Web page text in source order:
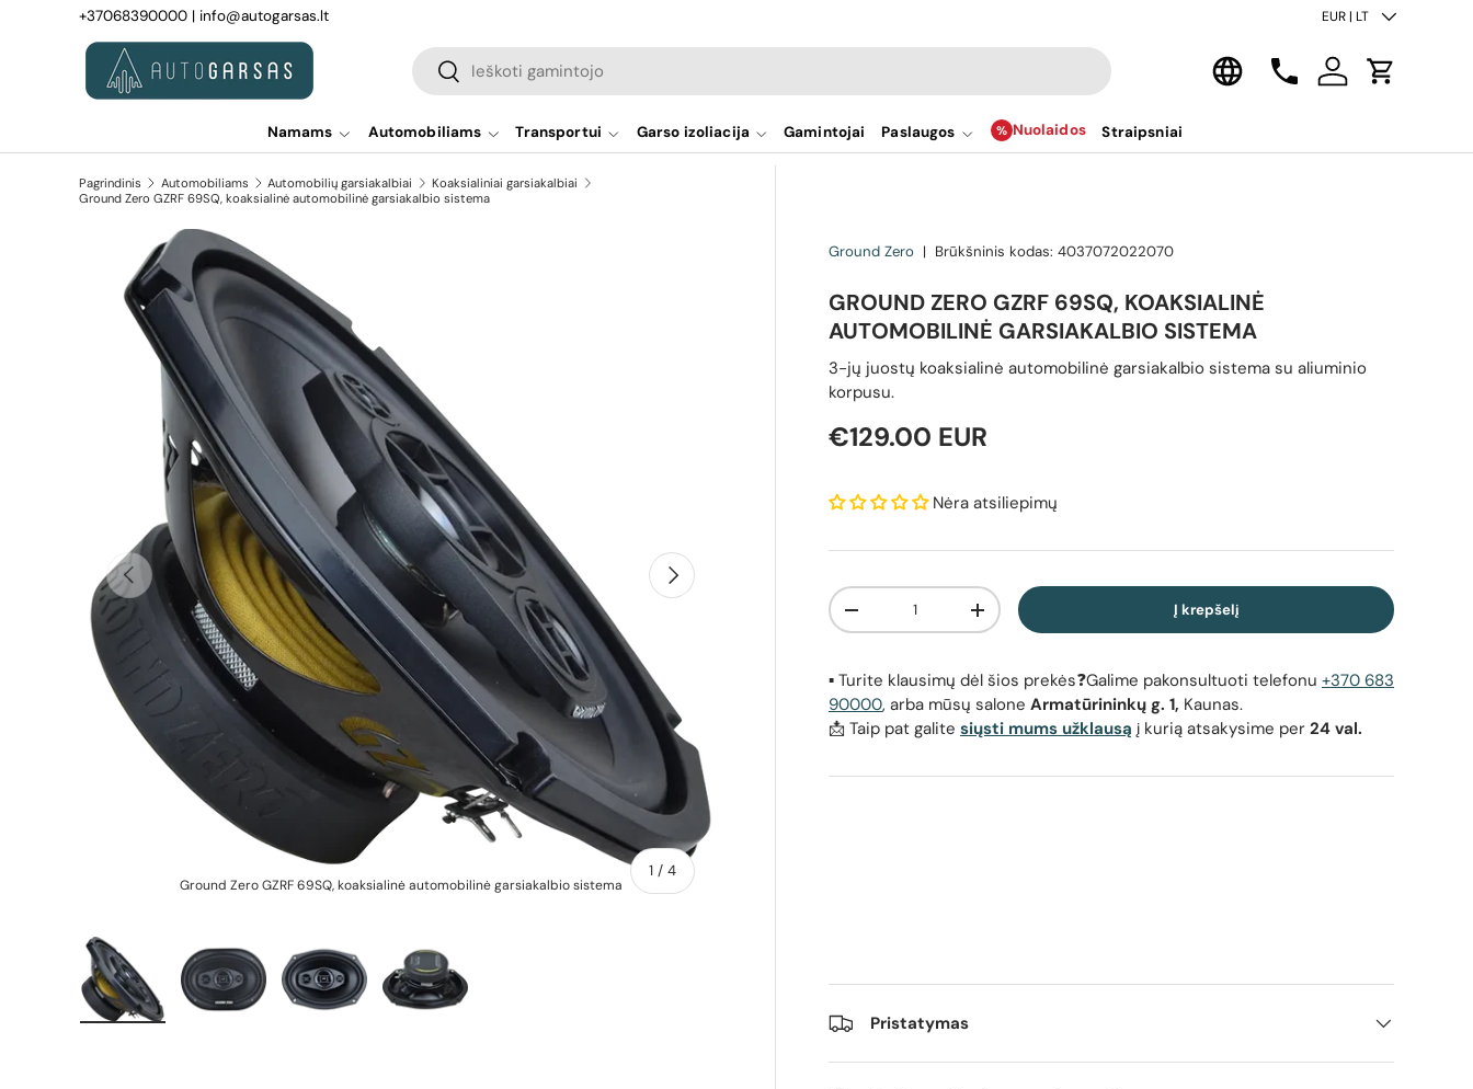
Pereiti prie turinio
+37068390000 | info@autogarsas.lt Šalis/regionas
EUR | LT
Paieška
Paieška
Kalba
KontaktaiPrisijungtiKrepšelis
Namams Automobiliams Transportui Garso izoliacija Gamintojai Paslaugos Nuolaidos Straipsniai
Pagrindinis Automobiliams Automobilių garsiakalbiai
Koaksialiniai garsiakalbiai
Ground Zero GZRF 69SQ, koaksialinė automobilinė garsiakalbio sistema
Pereiti prie prekės informacijos
Ground Zero GZRF 69SQ, koaksialinė automobilinė garsiakalbio sistema
Ankstesnis
1 / apie
4
Kitas
Ground Zero | Brūkšninis kodas: 4037072022070
GROUND ZERO GZRF 69SQ, KOAKSIALINĖ
AUTOMOBILINĖ GARSIAKALBIO SISTEMA
3-jų juostų koaksialinė automobilinė garsiakalbio sistema su aliuminio
korpusu.
Reguliari kaina
€129.00 EUR
Nėra atsiliepimų
Kiekis
Sumažinti kiekį
Padidinti kiekį Į krepšelį
▪️ Turite klausimų dėl šios prekės❓Galime pakonsultuoti telefonu +370 683
90000, arba mūsų salone Armatūrininkų g. 1, Kaunas.
📩 Taip pat galite siųsti mums užklausą į kurią atsakysime per 24 val.
Pristatymas